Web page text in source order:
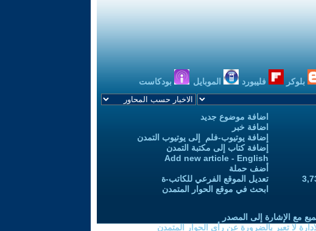
بلوكر فليبورد الموبايل بودكاست
اضافة موضوع جديد
اضافة خبر
إضافة يوتيوب-فلم إلى يوتيوب التمدن
إضافة كتاب إلى مكتبة التمدن
Add new article - English
أضف حملة
تعديل الموقع الفرعي للكاتب-ة
ابحث في موقع الحوار المتمدن
مع الإشارة إلى المصدر
لا تعبر بالضرورة عن رأي الحوار المتمدن